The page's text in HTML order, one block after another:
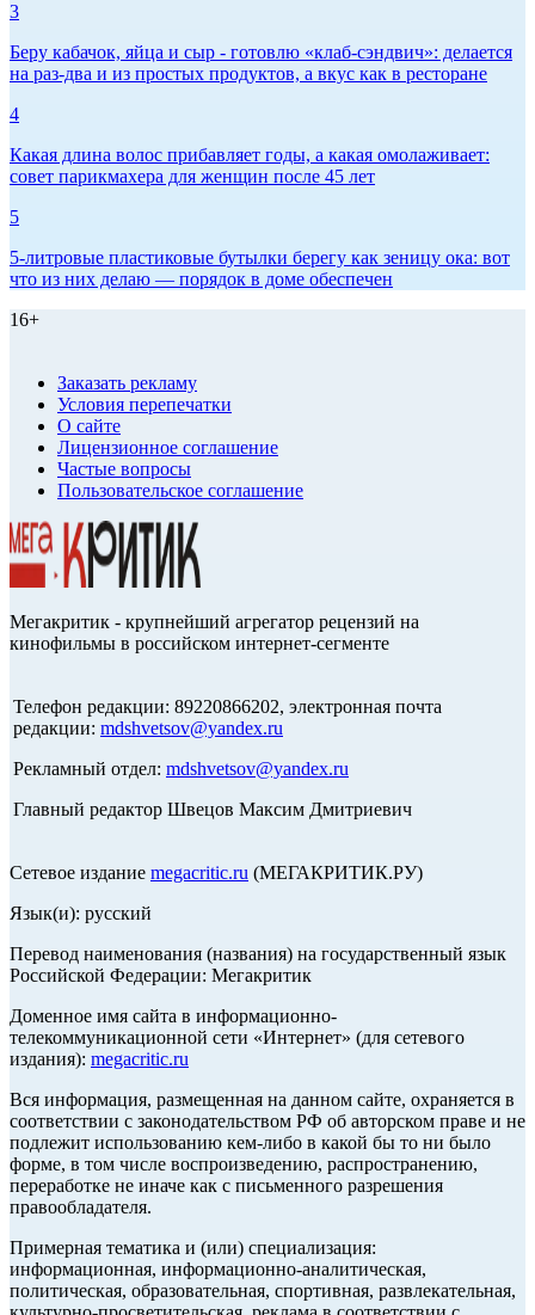
3
Беру кабачок, яйца и сыр - готовлю «клаб-сэндвич»: делается
на раз-два и из простых продуктов, а вкус как в ресторане
4
Какая длина волос прибавляет годы, а какая омолаживает:
совет парикмахера для женщин после 45 лет
5
5-литровые пластиковые бутылки берегу как зеницу ока: вот
что из них делаю — порядок в доме обеспечен
16+
Заказать рекламу
Условия перепечатки
О сайте
Лицензионное соглашение
Частые вопросы
Пользовательское соглашение
Мегакритик - крупнейший агрегатор рецензий на
кинофильмы в российском интернет-сегменте
Телефон редакции: 89220866202, электронная почта
редакции: mdshvetsov@yandex.ru
Рекламный отдел: mdshvetsov@yandex.ru
Главный редактор Швецов Максим Дмитриевич
Сетевое издание megacritic.ru (МЕГАКРИТИК.РУ)
Язык(и): русский
Перевод наименования (названия) на государственный язык
Российской Федерации: Мегакритик
Доменное имя сайта в информационно-
телекоммуникационной сети «Интернет» (для сетевого
издания): megacritic.ru
Вся информация, размещенная на данном сайте, охраняется в
соответствии с законодательством РФ об авторском праве и не
подлежит использованию кем-либо в какой бы то ни было
форме, в том числе воспроизведению, распространению,
переработке не иначе как с письменного разрешения
правообладателя.
Примерная тематика и (или) специализация:
информационная, информационно-аналитическая,
политическая, образовательная, спортивная, развлекательная,